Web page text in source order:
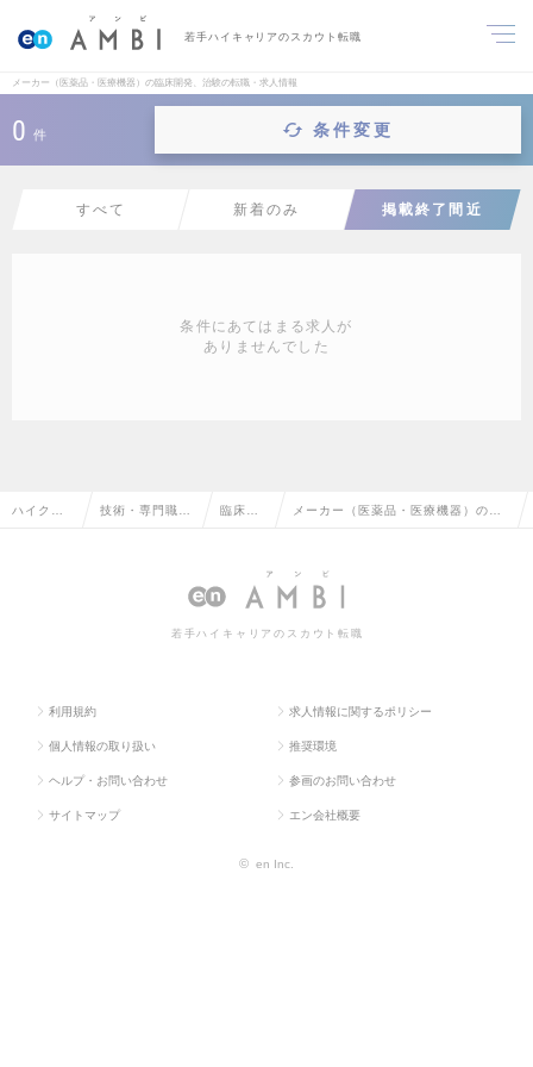
若手ハイキャリアのスカウト転職
メーカー（医薬品・医療機器）の臨床開発、治験の転職・求人情報
0 件 条件変更
すべて 新着のみ 掲載終了間近
条件にあてはまる求人が
ありませんでした
ハイクラ 技術・専門職系 臨床開
験
メーカー（医薬品・医療機器）の臨
若手ハイキャリアのスカウト転職
利用規約 求人情報に関するポリシー
個人情報の取り扱い 推奨環境
ヘルプ・お問い合わせ 参画のお問い合わせ
サイトマップ エン会社概要
© en Inc.